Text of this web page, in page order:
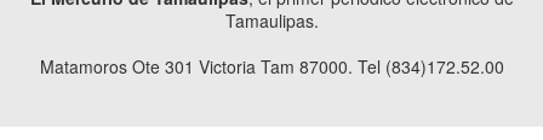
Tamaulipas.
Matamoros Ote 301 Victoria Tam 87000. Tel (834)172.52.00